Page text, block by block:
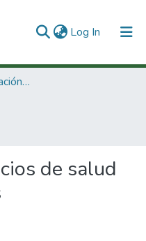
Log In (current)
3. Recursos de Información Científica y Tecnológica
de salud